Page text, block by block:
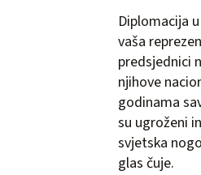
Diplomacija
vaša
predsjednici
njihove
godinama
su ugroženi
svjetska
glas čuje.